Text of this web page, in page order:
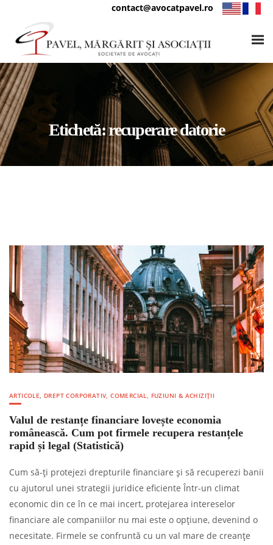
contact@avocatpavel.ro
Etichetă:recuperare datorie
ARTICOLE, DREPT CORPORATIV, COMERCIAL, FUZIUNI & ACHIZIȚII
Valul de restanțe financiare lovește economia
românească. Cum pot firmele recupera restanțele
rapid și legal (Statistică)
Cum să-ți protejezi drepturile financiare și să recuperezi banii
cu ajutorul unei strategii juridice eficiente Într-un climat
economic din ce în ce mai incert, protejarea intereselor
financiare ale companiilor nu mai este o opțiune, devenind o
necesitate. Firmele se confruntă cu un val mare de creanțe